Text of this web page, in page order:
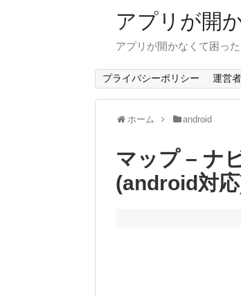
アプリが開
アプリが開かなくて困っ
プライバシーポリシー 運営
ホーム android
マップ – ナ
(android対